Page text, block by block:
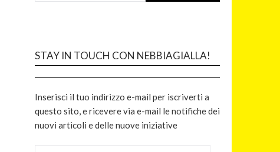
STAY IN TOUCH CON NEBBIAGIALLA!
Inserisci il tuo indirizzo e-mail per iscriverti a
questo sito, e ricevere via e-mail le notifiche dei
nuovi articoli e delle nuove iniziative